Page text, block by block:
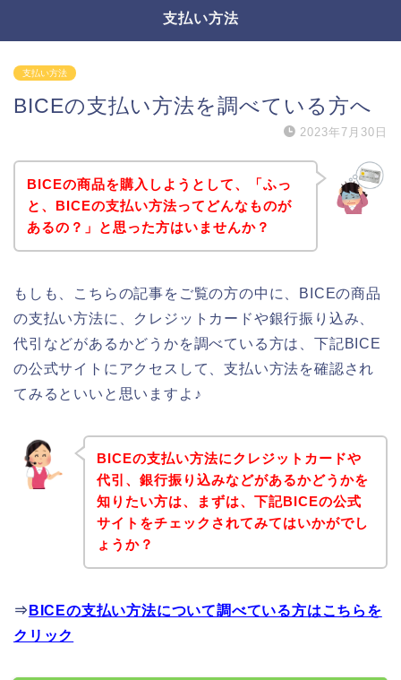
支払い方法
支払い方法
BICEの支払い方法を調べている方へ
2023年7月30日
BICEの商品を購入しようとして、「ふっ
と、BICEの支払い方法ってどんなものが
あるの？」と思った方はいませんか？
もしも、こちらの記事をご覧の方の中に、BICEの商品
の支払い方法に、クレジットカードや銀行振り込み、
代引などがあるかどうかを調べている方は、下記BICE
の公式サイトにアクセスして、支払い方法を確認され
てみるといいと思いますよ♪
BICEの支払い方法にクレジットカードや
代引、銀行振り込みなどがあるかどうかを
知りたい方は、まずは、下記BICEの公式
サイトをチェックされてみてはいかがでし
ょうか？
⇒ BICEの支払い方法について調べている方はこちらを
クリック